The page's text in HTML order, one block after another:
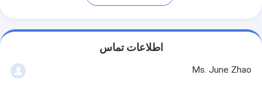
اطلاعات تماس
Ms. June Zhao